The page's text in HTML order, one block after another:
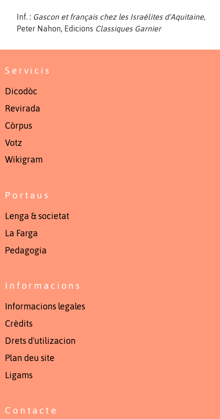
Inf. : Gascon et français chez les Israélites d'Aquitaine,
Peter Nahon, Edicions Classiques Garnier
Servicis
Dicodòc
Revirada
Còrpus
Votz
Wikigram
Portaus
Lenga & societat
La Farga
Pedagogia
Informacions
Informacions legales
Crèdits
Drets d'utilizacion
Plan deu site
Ligams
Contacte